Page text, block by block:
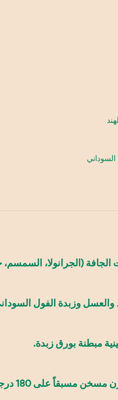
(الجرانولا،
وزبدة الفول
مبطنة بورق زبدة.
على 180 درجة مئوية لمدة 10 دقائق.